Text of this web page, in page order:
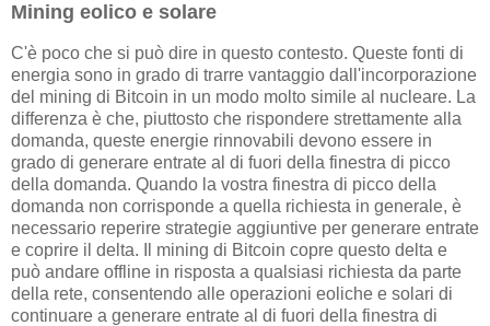
Mining eolico e solare
C'è poco che si può dire in questo contesto. Queste fonti di
energia sono in grado di trarre vantaggio dall'incorporazione
del mining di Bitcoin in un modo molto simile al nucleare. La
differenza è che, piuttosto che rispondere strettamente alla
domanda, queste energie rinnovabili devono essere in
grado di generare entrate al di fuori della finestra di picco
della domanda. Quando la vostra finestra di picco della
domanda non corrisponde a quella richiesta in generale, è
necessario reperire strategie aggiuntive per generare entrate
e coprire il delta. Il mining di Bitcoin copre questo delta e
può andare offline in risposta a qualsiasi richiesta da parte
della rete, consentendo alle operazioni eoliche e solari di
continuare a generare entrate al di fuori della finestra di